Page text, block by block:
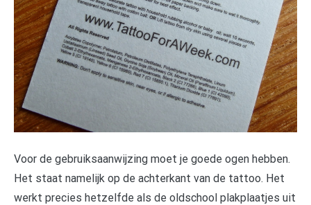
Voor de gebruiksaanwijzing moet je goede ogen hebben.
Het staat namelijk op de achterkant van de tattoo. Het
werkt precies hetzelfde als de oldschool plakplaatjes uit